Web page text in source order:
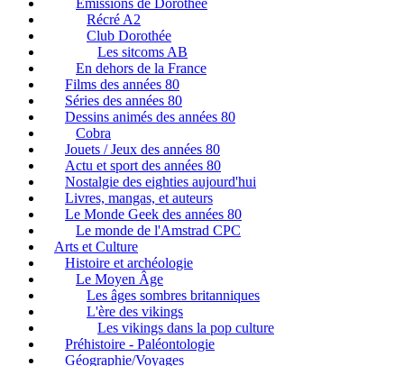
Récré A2
Club Dorothée
Les sitcoms AB
En dehors de la France
Films des années 80
Séries des années 80
Dessins animés des années 80
Cobra
Jouets / Jeux des années 80
Actu et sport des années 80
Nostalgie des eighties aujourd'hui
Livres, mangas, et auteurs
Le Monde Geek des années 80
Le monde de l'Amstrad CPC
Arts et Culture
Histoire et archéologie
Le Moyen Âge
Les âges sombres britanniques
L'ère des vikings
Les vikings dans la pop culture
Préhistoire - Paléontologie
Géographie/Voyages